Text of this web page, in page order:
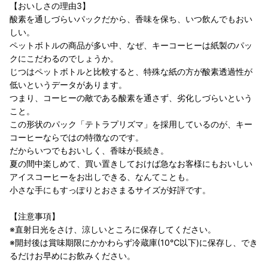
【おいしさの理由3】
酸素を通しづらいパックだから、香味を保ち、いつ飲んでもおい
しい。
ペットボトルの商品が多い中、なぜ、キーコーヒーは紙製のパッ
クにこだわるのでしょうか。
じつはペットボトルと比較すると、特殊な紙の方が酸素透過性が
低いというデータがあります。
つまり、コーヒーの敵である酸素を通さず、劣化しづらいという
こと。
この形状のパック「テトラプリズマ」を採用しているのが、キー
コーヒーならではの特徴なのです。
だからいつでもおいしく、香味が長続き。
夏の間中楽しめて、買い置きしておけば急なお客様にもおいしい
アイスコーヒーをお出しできる、なんてことも。
小さな手にもすっぽりとおさまるサイズが好評です。
【注意事項】
※直射日光をさけ、涼しいところに保存してください。
※開封後は賞味期限にかかわらず冷蔵庫(10℃以下)に保存し、でき
るだけお早めにお飲みください。